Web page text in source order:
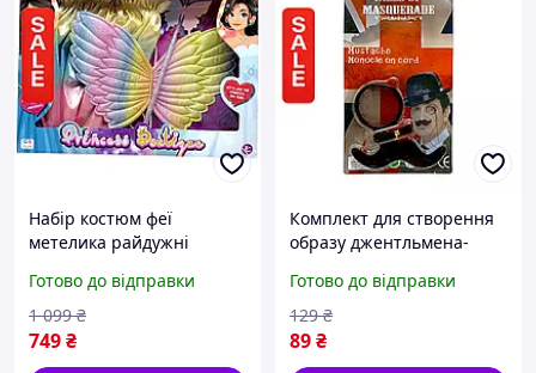
Набір костюм феї
метелика райдужні
паличка для дівчинки на
ранок Princess Boutique
Готово до відправки
749₴
1 099 ₴
Комплект для створення
образу джентльмена-
моноклем для тематичної
вечірки
Готово до відправки
89₴
129 ₴